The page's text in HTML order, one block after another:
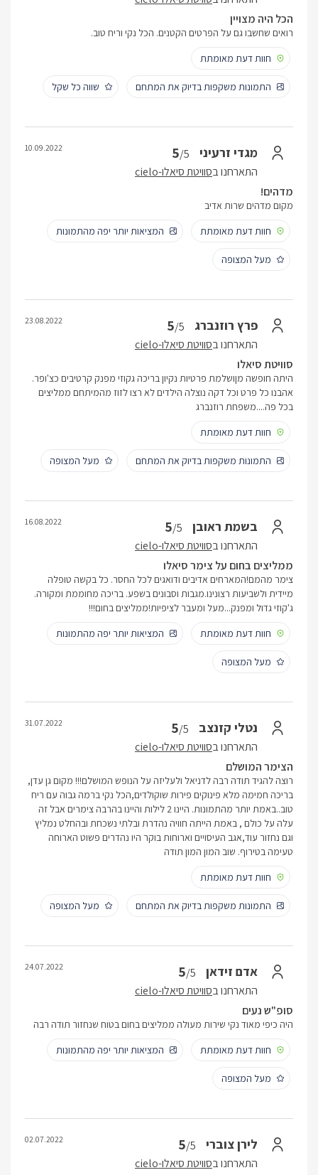
הכל היה מצויין
רואים שחשבו גם על הפרטים הקטנים. הכל נקי וריח טוב.
חוות דעת מאומתת
התמונות משקפות בדיוק את המתחם שווה כל שקל
מגדי זרעיני 5/5
התארחנו בסוויטת סיאלו-cielo
10.09.2022
מדהים!
מקום מדהים שרות אדיב
חוות דעת מאומתת
המציאות יותר יפה מהתמונות
מעל המצופה
פרץ רוזנברג 5/5
התארחנו בסוויטת סיאלו-cielo
23.08.2022
סוויטת סיאלו
היתה חופשה מןושלמת פרטיות נקיון בריכה גקוזי מפנק קרטיבים כצ'ופר.
אהבנו כל פרט וכל דקה נוצלה הילדים לא רצו לזוז מהמיתחם ממליצים
בכל פה....משפחת רוזנברג
חוות דעת מאומתת
התמונות משקפות בדיוק את המתחם מעל המצופה
בשמת ראובן 5/5
התארחנו בסוויטת סיאלו-cielo
16.08.2022
ממליצים בחום על צימר סיאלו
צימר מהמם!המארחים אדיבים ודואגים לכל החסר. כל בקשה טופלה
מיידית ולשביעות רצונינו.מגבות וסבונים בשפע. בריכה מחוממת ומקורה.
ג'קוזי גדול ומפנק...מעל ומעבר לציפיות!ממליצים בחום!!!
חוות דעת מאומתת
המציאות יותר יפה מהתמונות
מעל המצופה
נטלי קזנצב 5/5
התארחנו בסוויטת סיאלו-cielo
31.07.2022
הצימר המושלם
רוצה להגיד תודה רבה לדניאל ולעליזה על הנופש המושלם!!! מקום גן עדן,
בריכה חמימה מלא פינוקים פירות שוקולדים,הכל נקי ברמה גבוה עם ריח
טוב..באמת יותר מהתמונות. היינו 2 לילות והיינו בהרבה צימרים אבל זה
עלה על כולם , באמת הייתה חוויה נהדרת ובלתי נשכחת ובהחלט נמליץ
וגם נחזור עוד,אגב העיסויים וארוחות בוקר היו נהדרים פשוט הארוחה
טעימה בטירוף. שוב המון המון תודה
חוות דעת מאומתת
התמונות משקפות בדיוק את המתחם מעל המצופה
אדם זידאן 5/5
התארחנו בסוויטת סיאלו-cielo
24.07.2022
סופ"ש נעים
היה כיפי מאוד נקי שירות מעולה ממליצים בחום בטוח שנחזור תודה רבה
חוות דעת מאומתת
המציאות יותר יפה מהתמונות
מעל המצופה
לירן צוברי 5/5
התארחנו בסוויטת סיאלו-cielo
02.07.2022